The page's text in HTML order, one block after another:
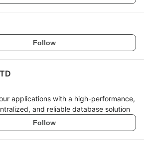
Follow
applications with a high-performance,
and reliable database solution
Follow